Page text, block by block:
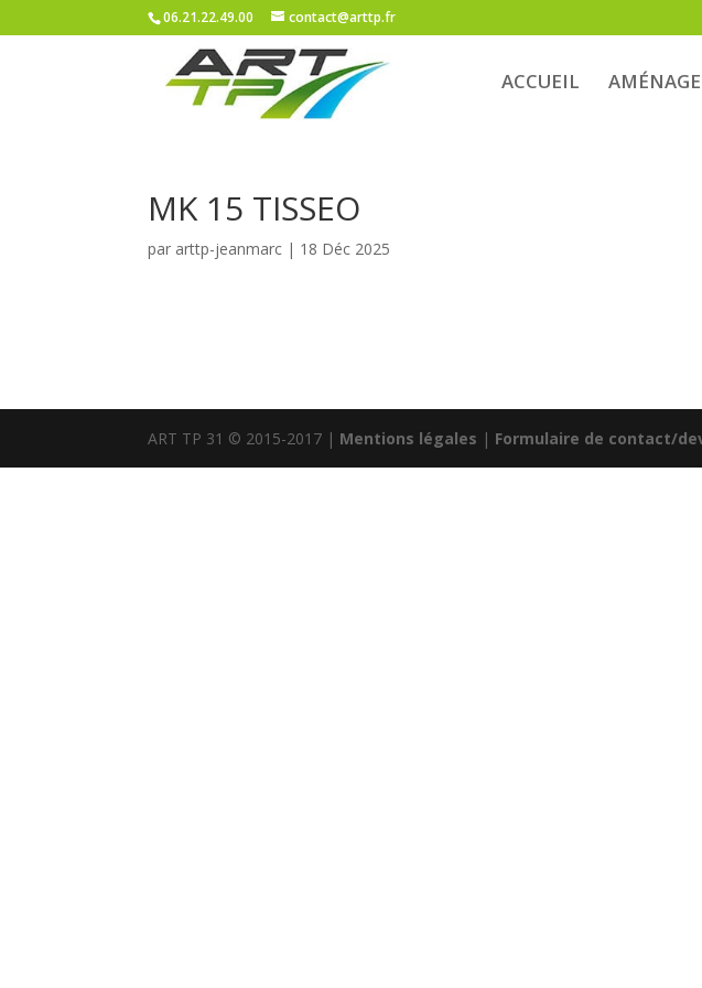
06.21.22.49.00 contact@arttp.fr
ACCUEIL
MK 15 TISSEO
par arttp-jeanmarc | 18 Déc 2025
ART TP 31 © 2015-2017 | Mentions légales | Formulaire de contact/